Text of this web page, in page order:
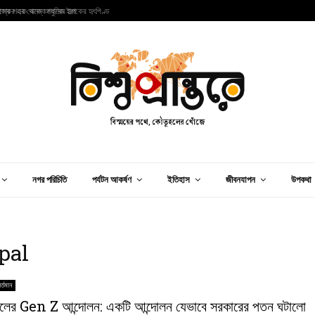
শহর থেকে আধুনিক ইরাকের হৃৎপিণ্ড
নগর পরিচিতি পর্যটন আকর্ষণ ইতিহাস জীবনযাপন উপকথা
Gen Z আন্দোলন: একটি আন্দোলন যেভাবে সরকারের পতন ঘটালো